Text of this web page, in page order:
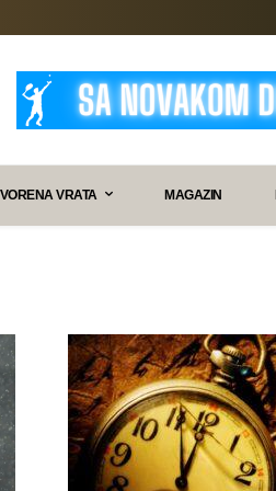
VRATA MAGAZIN